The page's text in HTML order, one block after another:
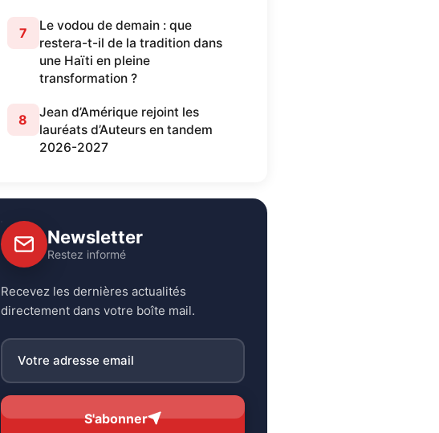
7
Le vodou de demain : que
restera-t-il de la tradition dans
une Haïti en pleine
transformation ?
8
Jean d’Amérique rejoint les
lauréats d’Auteurs en tandem
2026-2027
Newsletter
Restez informé
Recevez les dernières actualités
directement dans votre boîte mail.
S'abonner